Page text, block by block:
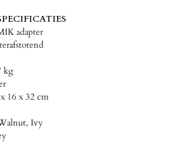
adapter
kg
16 x 32 cm
Ivy